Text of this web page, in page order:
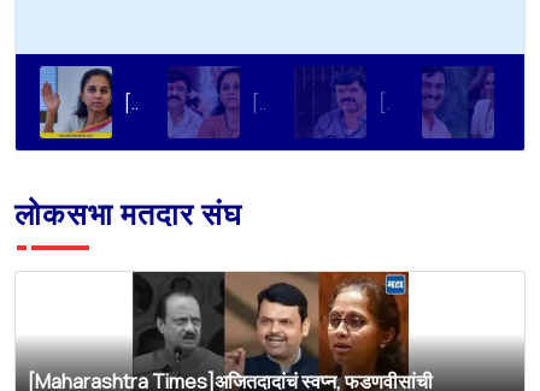
[Dainik Prabhat]‘वाल्मिक कराडला बीड कारागृहातून नागपूरला हलवा’; सुप्रिया सुळेंची मुख्यमंत्र्यांकडे मोठी मागणी [Deshonnati]वाल्मिक कराडला बीड कारागृहातून नागपूरला हलवणार? सुप्रिया सुळे यांची मुख्यमंत्र्यांकडे मोठी मागणी [TV9 Marathi]मोठी बातमी! वाल्मिक कराडच्या अडचणी वाढल्या? सुप्रिया सुळेंच्या त्या ट्विटने मोठी खळबळ, कराडला आता थेट…
लोकसभा मतदार संघ
[Maharashtra Times]अजितदादांचं स्वप्न, फडणवीसांची